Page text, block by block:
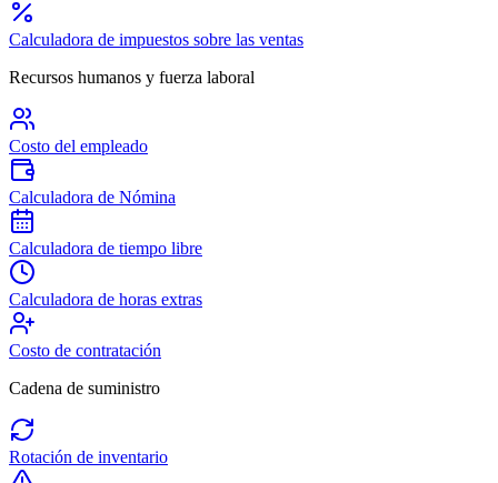
Calculadora de impuestos sobre las ventas
Recursos humanos y fuerza laboral
Costo del empleado
Calculadora de Nómina
Calculadora de tiempo libre
Calculadora de horas extras
Costo de contratación
Cadena de suministro
Rotación de inventario